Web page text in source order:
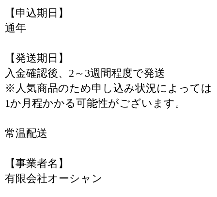
【申込期日】
通年
【発送期日】
入金確認後、2～3週間程度で発送
※人気商品のため申し込み状況によっては
1か月程かかる可能性がございます。
常温配送
【事業者名】
有限会社オーシャン